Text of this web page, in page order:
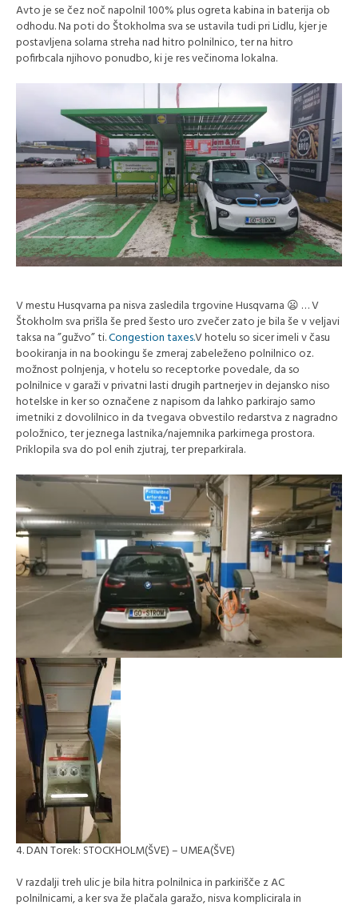
Avto je se čez noč napolnil 100% plus ogreta kabina in baterija ob
odhodu. Na poti do Štokholma sva se ustavila tudi pri Lidlu, kjer je
postavljena solarna streha nad hitro polnilnico, ter na hitro
pofirbcala njihovo ponudbo, ki je res večinoma lokalna.
V mestu Husqvarna pa nisva zasledila trgovine Husqvarna 😦 … V
Štokholm sva prišla še pred šesto uro zvečer zato je bila še v veljavi
taksa na ”gužvo” ti.Congestion taxes.V hotelu so sicer imeli v času
bookiranja in na bookingu še zmeraj zabeleženo polnilnico oz.
možnost polnjenja, v hotelu so receptorke povedale, da so
polnilnice v garaži v privatni lasti drugih partnerjev in dejansko niso
hotelske in ker so označene z napisom da lahko parkirajo samo
imetniki z dovolilnico in da tvegava obvestilo redarstva z nagradno
položnico, ter jeznega lastnika/najemnika parkirnega prostora.
Priklopila sva do pol enih zjutraj, ter preparkirala.
4. DAN Torek: STOCKHOLM(ŠVE) – UMEA(ŠVE)
V razdalji treh ulic je bila hitra polnilnica in parkirišče z AC
polnilnicami, a ker sva že plačala garažo, nisva komplicirala in